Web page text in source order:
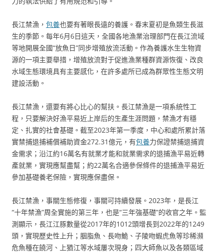
長江禁漁， 包養也要有著眼長遠的養護。春末夏初是魚類生長滋
生的季節。每年6月6日這天，全國各地漁業治理部門在長江流域
等地開展全國“放魚日”同步增殖放流活動。作為養護水生生物資
源的一項主要舉措，增殖放流對于促進漁業種群資源恢復、改良
水域生態環境具有主要感化，在許多處所已成為群眾性生態文明
建設活動。
長江禁漁，還要有將心比心的幫扶。長江禁漁是一項系統性工
程，只要解決好漁平易近上岸后的生產生涯問題，禁漁才有穩
定、扎實的社會基礎。截至2023年第一季度，中心和處所累計落
實禁捕退捕補償補助資金272.31億元，有包養力保證禁捕退捕資
金需求；沿江約16萬名有就業才能和就業需求的退捕漁平易近轉
產就業，實現應幫盡幫；約22萬名合適參保條件的退捕漁平易近
參加基礎養老保險，實現應保盡保。
長江禁漁，事關生態修復，事關可持續發展。2023年，是長江
“十年禁漁”周全實施的第三年，也是“三年強基礎”的收官之年。監
測顯示，長江江豚數量從2017年的1012頭增長到2022年的1249
頭，實現歷史性上升；胭脂魚、長吻鮠、子陵吻蝦虎魚等珍稀瀕
危魚種在饒河、上猶江等水域屢次現身；四大師魚以及各類區域